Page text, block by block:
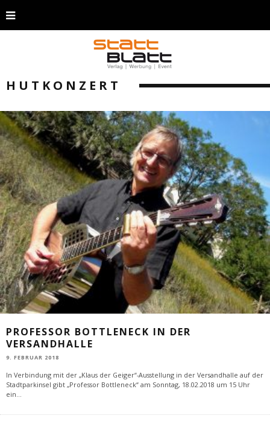
HUTKONZERT
PROFESSOR BOTTLENECK IN DER
VERSANDHALLE
9. FEBRUAR 2018
In Verbindung mit der „Klaus der Geiger“-Ausstellung in der Versandhalle auf der
Stadtparkinsel gibt „Professor Bottleneck“ am Sonntag, 18.02.2018 um 15 Uhr
ein...